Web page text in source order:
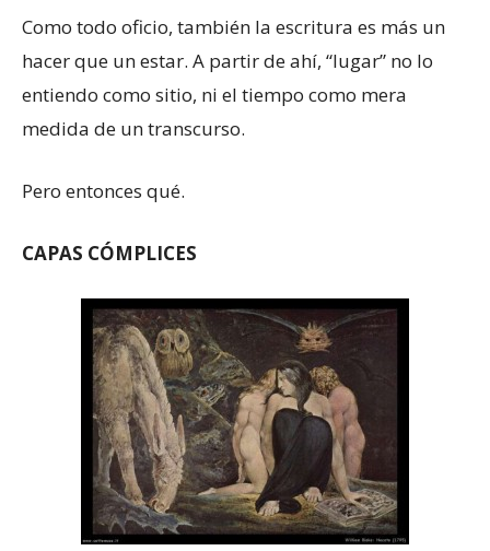
Como todo oficio, también la escritura es más un
hacer que un estar. A partir de ahí, “lugar” no lo
entiendo como sitio, ni el tiempo como mera
medida de un transcurso.
Pero entonces qué.
CAPAS CÓMPLICES